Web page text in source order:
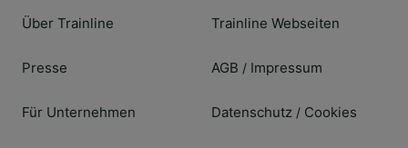
Über Trainline
Presse
Für Unternehmen
Trainline Webseiten
AGB / Impressum
Datenschutz / Cookies